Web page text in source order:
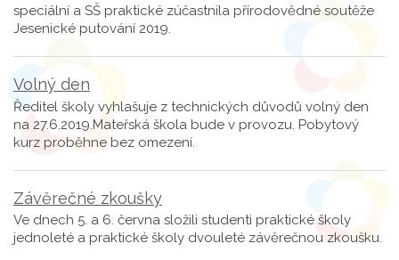
speciální a SŠ praktické zúčastnila přírodovědné soutěže
Jesenické putování 2019.
Volný den
Ředitel školy vyhlašuje z technických důvodů volný den
na 27.6.2019.Mateřská škola bude v provozu. Pobytový
kurz proběhne bez omezení.
Závěrečné zkoušky
Ve dnech 5. a 6. června složili studenti praktické školy
jednoleté a praktické školy dvouleté závěrečnou zkoušku.